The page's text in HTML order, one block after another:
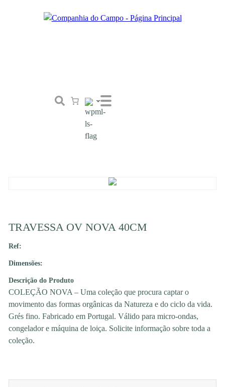
TRAVESSA OV NOVA 40CM
Ref:
Dimensões:
Descrição do Produto
COLEÇÃO NOVA – Uma coleção que procura captar o
movimento das formas orgânicas da Natureza e do ciclo da vida.
Grés fino. Fabricado em Portugal. Válido para micro-ondas,
congelador e máquina de loiça. Solicite informação sobre toda a
coleção.